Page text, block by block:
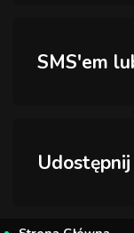
SMS'em